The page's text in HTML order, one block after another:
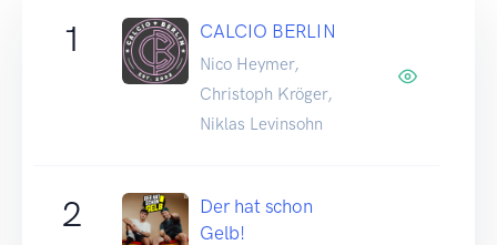
1 CALCIO BERLIN
Nico Heymer,
Christoph Kröger,
Niklas Levinsohn
2
Der hat schon
Gelb!